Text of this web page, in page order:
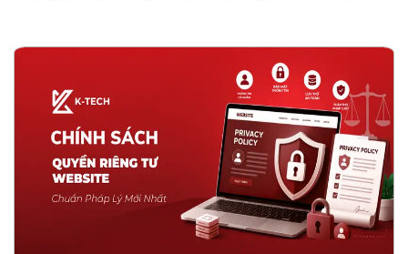
trở thành một “người dùng” thực thụ trên môi trường số. Sự thay
đổi này không chỉ tác động đến cách Internet vận hành mà còn
ảnh hưởng trực tiếp đến các doanh nghiệp xây dựng website,
phát triển nội dung và tiếp cận...